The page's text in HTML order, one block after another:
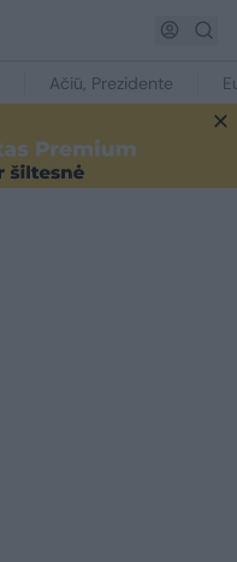
Ačiū, Prezidente